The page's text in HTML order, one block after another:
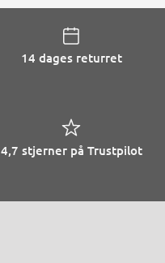
14 dages returret
4,7 stjerner på Trustpilot